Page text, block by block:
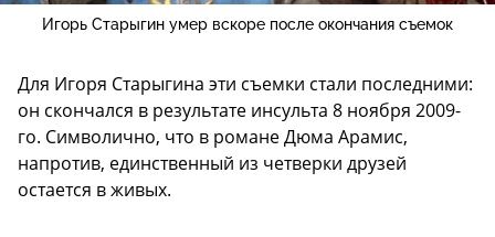
Игорь Старыгин умер вскоре после окончания съемок
Для Игоря Старыгина эти съемки стали последними:
он скончался в результате инсульта 8 ноября 2009-
го. Символично, что в романе Дюма Арамис,
напротив, единственный из четверки друзей
остается в живых.